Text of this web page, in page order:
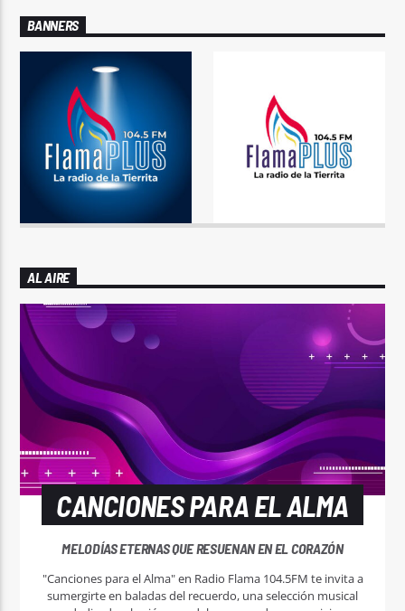
BANNERS
AL AIRE
CANCIONES PARA EL ALMA
MELODÍAS ETERNAS QUE RESUENAN EN EL CORAZÓN
"Canciones para el Alma" en Radio Flama 104.5FM te invita a
sumergirte en baladas del recuerdo, una selección musical